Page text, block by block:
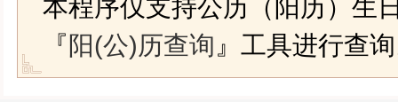
本程序仅支持公历（阳历）生
『阳(公)历查询 』工具进行查